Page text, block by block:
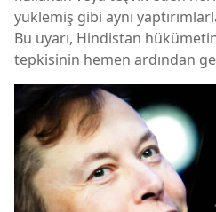
yüklemiş gibi aynı
Bu uyarı, Hindistan
tepkisinin hemen ardından